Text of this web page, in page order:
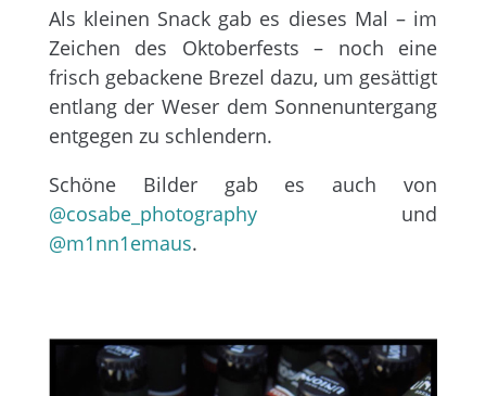
Als kleinen Snack gab es dieses Mal – im
Zeichen des Oktoberfests – noch eine
frisch gebackene Brezel dazu, um gesättigt
entlang der Weser dem Sonnenuntergang
entgegen zu schlendern.
Schöne Bilder gab es auch von
@cosabe_photographyund
@m1nn1emaus.